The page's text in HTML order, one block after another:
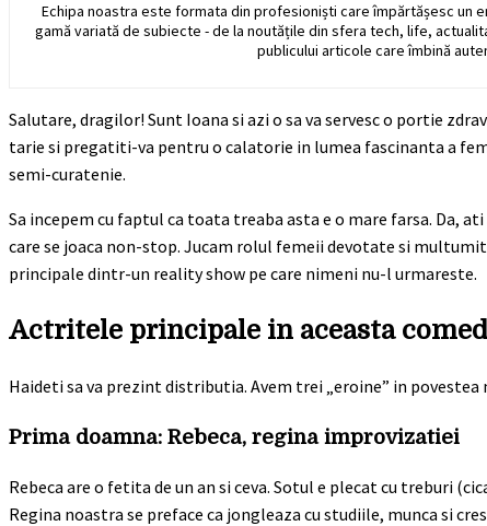
Echipa noastra este formata din profesioniști care împărtășesc
gamă variată de subiecte - de la noutățile din sfera tech, life,
publicului articole care îmbină
Salutare, dragilor! Sunt Ioana si azi o sa va servesc o portie
tarie si pregatiti-va pentru o calatorie in lumea fascinanta a
semi-curatenie.
Sa incepem cu faptul ca toata treaba asta e o mare farsa. Da,
care se joaca non-stop. Jucam rolul femeii devotate si
principale dintr-un reality show pe care nimeni nu-l urmareste.
Actritele principale in aceasta
Haideti sa va prezint distributia. Avem trei „eroine” in
Prima doamna: Rebeca, regina improvizatiei
Rebeca are o fetita de un an si ceva. Sotul e plecat cu treburi
Regina noastra se preface ca jongleaza cu studiile, munca si